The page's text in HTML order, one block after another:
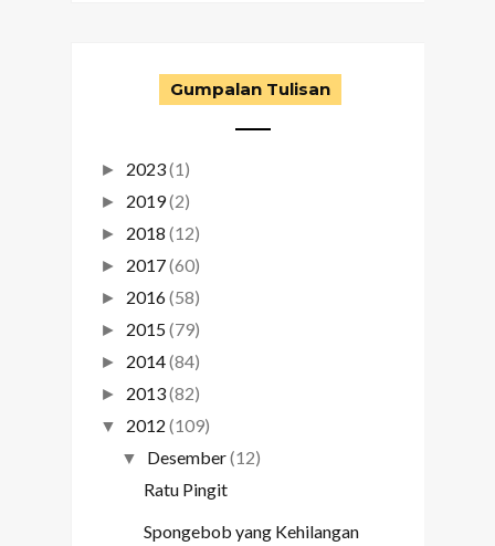
Gumpalan Tulisan
► 2023(1)
► 2019(2)
► 2018 (12)
► 2017(60)
► 2016(58)
► 2015(79)
► 2014(84)
► 2013(82)
▼ 2012 (109)
▼ Desember(12)
Ratu Pingit
Spongebob yang Kehilangan